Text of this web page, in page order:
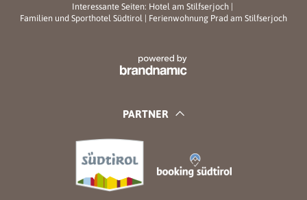
Interessante Seiten: Hotel am Stilfserjoch |
Familien und Sporthotel Südtirol | Ferienwohnung Prad am Stilfserjoch
PARTNER